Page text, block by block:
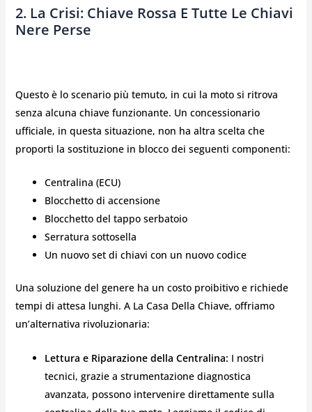
2. La Crisi: Chiave Rossa E Tutte Le Chiavi
Nere Perse
Questo è lo scenario più temuto, in cui la moto si ritrova
senza alcuna chiave funzionante. Un concessionario
ufficiale, in questa situazione, non ha altra scelta che
proporti la sostituzione in blocco dei seguenti componenti:
Centralina (ECU)
Blocchetto di accensione
Blocchetto del tappo serbatoio
Serratura sottosella
Un nuovo set di chiavi con un nuovo codice
Una soluzione del genere ha un costo proibitivo e richiede
tempi di attesa lunghi. A La Casa Della Chiave, offriamo
un’alternativa rivoluzionaria:
Lettura e Riparazione della Centralina: I nostri
tecnici, grazie a strumentazione diagnostica
avanzata, possono intervenire direttamente sulla